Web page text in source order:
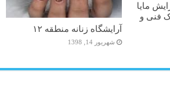
مایا
فنی و
آرایشگاه زنانه منطقه ۱۲
شهریور 14, 1398